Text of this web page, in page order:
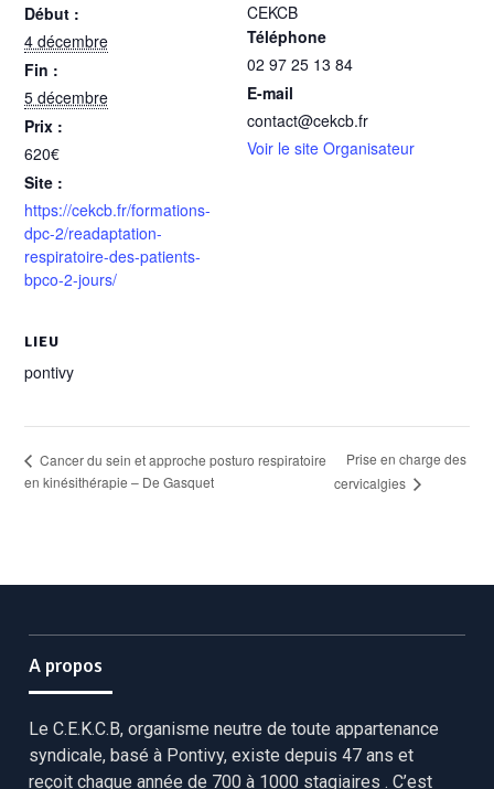
Début :
4 décembre
Fin :
5 décembre
Prix :
620€
Site :
https://cekcb.fr/formations-
dpc-2/readaptation-
respiratoire-des-patients-
bpco-2-jours/
CEKCB
Téléphone
02 97 25 13 84
E-mail
contact@cekcb.fr
Voir le site Organisateur
LIEU
pontivy
Cancer du sein et approche posturo respiratoire
en kinésithérapie – De Gasquet
Prise en charge des
cervicalgies
A propos
Le C.E.K.C.B, organisme neutre de toute appartenance
syndicale, basé à Pontivy, existe depuis 47 ans et
reçoit chaque année de 700 à 1000 stagiaires . C’est